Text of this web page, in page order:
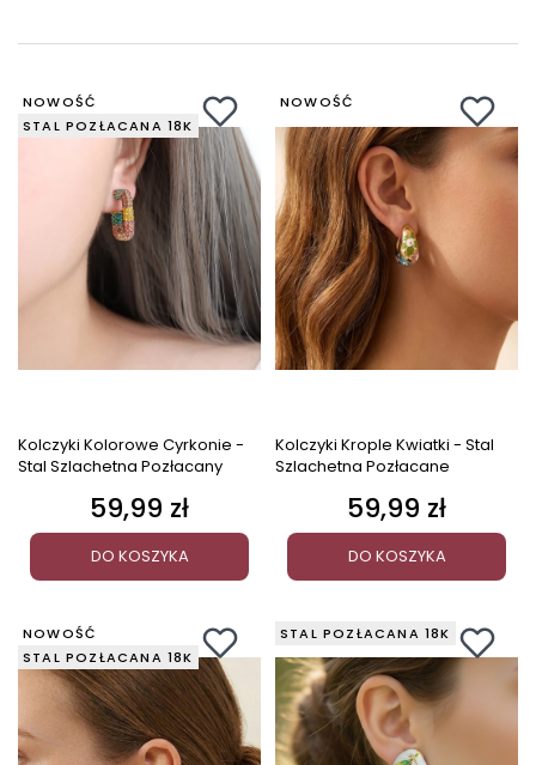
NOWOŚĆ
STAL POZŁACANA 18K
Kolczyki Kolorowe Cyrkonie -
Stal Szlachetna Pozłacany
Cena
59,99 zł
DO KOSZYKA
NOWOŚĆ
Kolczyki Krople Kwiatki - Stal
Szlachetna Pozłacane
Cena
59,99 zł
DO KOSZYKA
NOWOŚĆ
STAL POZŁACANA 18K
STAL POZŁACANA 18K